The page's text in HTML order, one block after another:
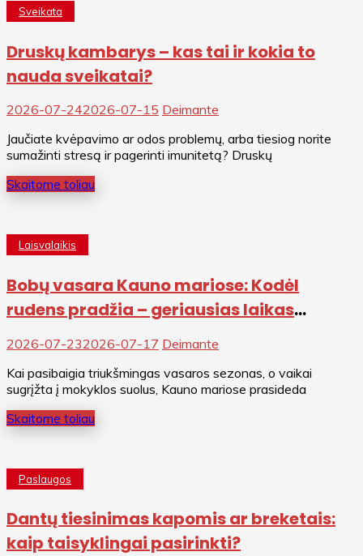
Sveikata
Druskų kambarys – kas tai ir kokia to
nauda sveikatai?
2026-07-242026-07-15 Deimante
Jaučiate kvėpavimo ar odos problemų, arba tiesiog norite
sumažinti stresą ir pagerinti imunitetą? Druskų
Skaitome toliau
Laisvalaikis
Bobų vasara Kauno mariose: Kodėl
rudens pradžia – geriausias laikas
plaukimui?
2026-07-232026-07-17 Deimante
Kai pasibaigia triukšmingas vasaros sezonas, o vaikai
sugrįžta į mokyklos suolus, Kauno mariose prasideda
Skaitome toliau
Paslaugos
Dantų tiesinimas kapomis ar breketais:
kaip taisyklingai pasirinkti?